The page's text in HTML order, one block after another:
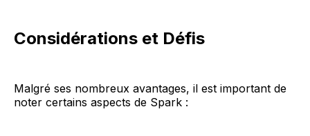
Considérations et Défis
Malgré ses nombreux avantages, il est important de
noter certains aspects de Spark :